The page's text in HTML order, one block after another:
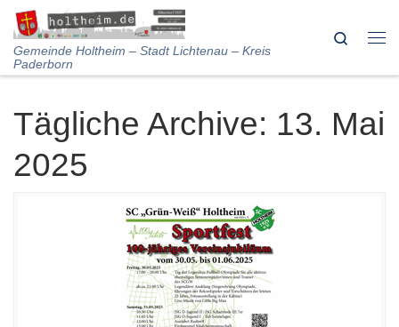
Skip to content
Gemeinde Holtheim – Stadt Lichtenau – Kreis
Paderborn
Search
Tägliche Archive: 13. Mai
2025